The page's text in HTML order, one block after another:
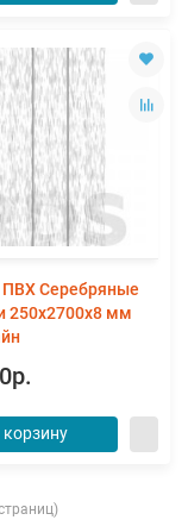
ПВХ Серебряные
250х2700х8 мм
корзину